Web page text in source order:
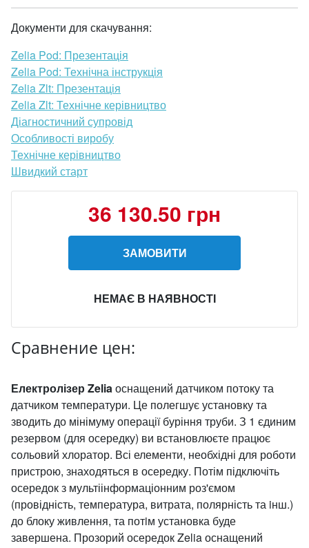
Документи для скачування:
Zelia Pod: Презентація
Zelia Pod: Технічна інструкція
Zelia Zlt: Презентація
Zelia Zlt: Технічне керівництво
Діагностичний супровід
Особливості виробу
Технічне керівництво
Швидкий старт
36 130.50 грн
ЗАМОВИТИ
НЕМАЄ В НАЯВНОСТІ
Сравнение цен:
Електролізер Zeliaоснащений датчиком потоку та
датчиком температури. Це полегшує установку та
зводить до мінімуму операції буріння труби. З 1 єдиним
резервом (для осередку) ви встановлюєте працює
сольовий хлоратор. Всі елементи, необхідні для роботи
пристрою, знаходяться в осередку. Потім підключіть
осередок з мультіінформаціонним роз'ємом
(провідність, температура, витрата, полярність та iнш.)
до блоку живлення, та потiм установка буде
завершена. Прозорий осередок Zelia оснащений